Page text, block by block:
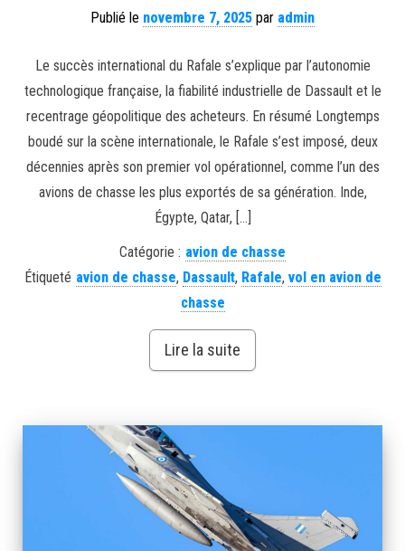
Publié le novembre 7, 2025 par admin
Le succès international du Rafale s’explique par l’autonomie
technologique française, la fiabilité industrielle de Dassault et le
recentrage géopolitique des acheteurs. En résumé Longtemps
boudé sur la scène internationale, le Rafale s’est imposé, deux
décennies après son premier vol opérationnel, comme l’un des
avions de chasse les plus exportés de sa génération. Inde,
Égypte, Qatar, […]
Catégorie : avion de chasse
Étiqueté avion de chasse, Dassault, Rafale, vol en avion de
chasse
Lire la suite